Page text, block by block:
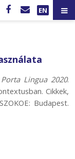
EN
Porta Lingua 2020.
Cikkek,
Budapest.